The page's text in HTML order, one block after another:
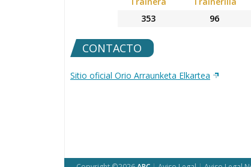
353
96
CONTACTO
Sitio oficial Orio Arraunketa Elkartea